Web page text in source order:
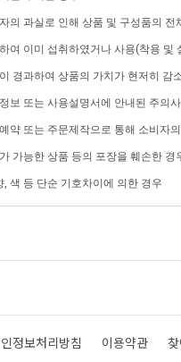
의 과실로 인해 상품 및 구성품의
여 이미 섭취하였거나 사용(착용 및
경과하여 상품의 가치가 현저히 감
보 또는 사용설명서에 안내된 주의
약 또는 주문제작으로 통해 소비자
가능한 상품 등의 포장을 훼손한 경
, 색 등 단순 기호차이에 의한 경우
정보처리방침 이용약관